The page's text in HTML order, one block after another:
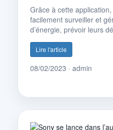
Grâce à cette
facilement surveiller et
d’énergie, prévoir leurs
Lire l'article
08/02/2023 · admin